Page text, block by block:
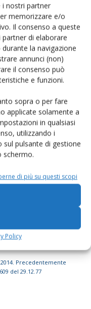
i nostri partner
memorizzare e/o
Il consenso a queste
di elaborare
la navigazione
annunci (non)
il consenso può
e funzioni.
sopra o per fare
applicate solamente a
in qualsiasi
utilizzando i
sul pulsante di gestione
schermo.
di più su questi scopi
Policy
mondo
legale Via Eritrea 21 -
Precedentemente
del 29.12.77